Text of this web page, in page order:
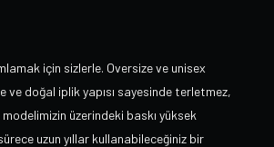
için sizlerle. Oversize ve unisex
ve doğal iplik yapısı sayesinde terletmez,
üzerindeki baskı yüksek
uzun yıllar kullanabileceğiniz bir